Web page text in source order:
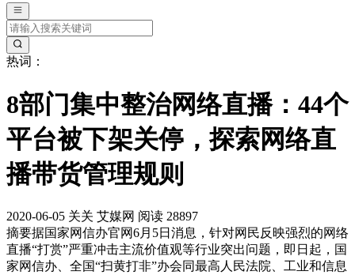
热词：
8部门集中整治网络直播：44个
平台被下架关停，探索网络直
播带货管理规则
2020-06-05 关关 艾媒网 阅读 28897
摘要据国家网信办官网6月5日消息，针对网民反映强烈的网络
直播“打赏”严重冲击主流价值观等行业突出问题，即日起，国
家网信办、全国“扫黄打非”办会同最高人民法院、工业和信息